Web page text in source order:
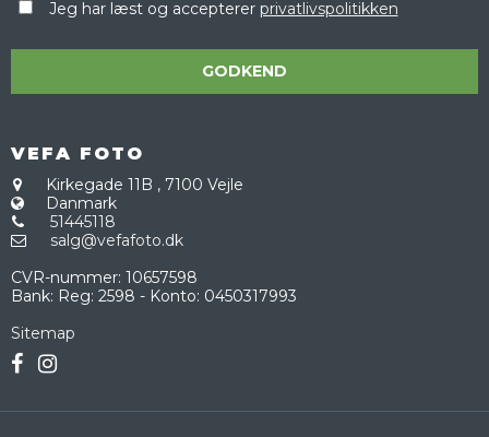
Jeg har læst og accepterer privatlivspolitikken
GODKEND
VEFA FOTO
Kirkegade 11B , 7100 Vejle
Danmark
51445118
salg@vefafoto.dk
CVR-nummer: 10657598
Bank: Reg: 2598 - Konto: 0450317993
Sitemap